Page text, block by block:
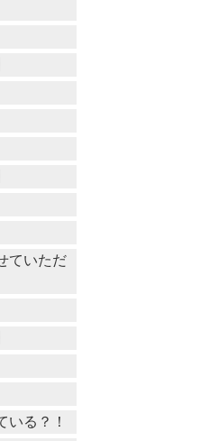
ていただ
いる？！